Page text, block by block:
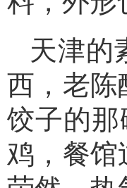
天津的
西，老陈
饺子的
鸡，餐